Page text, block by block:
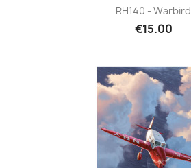
RH140 - Warbird
€15.00